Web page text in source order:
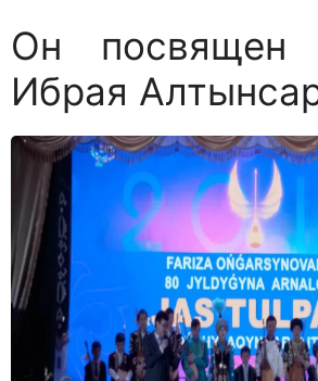
Он посвящен
Ибрая